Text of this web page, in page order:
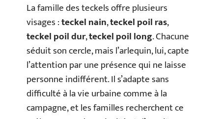
La famille des teckels offre plusieurs
visages :teckel nain,teckel poil ras,
teckel poil dur,teckel poil long. Chacune
séduit son cercle, mais l’arlequin, lui, capte
l’attention par une présence qui ne laisse
personne indifférent. Il s’adapte sans
difficulté à la vie urbaine comme à la
campagne, et les familles recherchent ce